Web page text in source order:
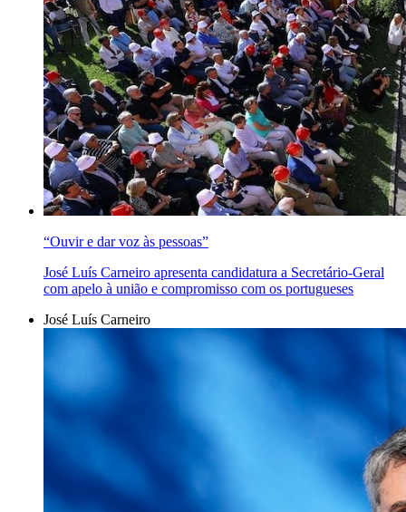
“Ouvir e dar voz às pessoas”
José Luís Carneiro apresenta candidatura a Secretário-Geral
com apelo à união e compromisso com os portugueses
José Luís Carneiro